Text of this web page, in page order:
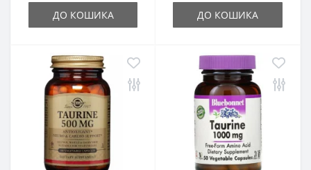
ДО КОШИКА ДО КОШИКА